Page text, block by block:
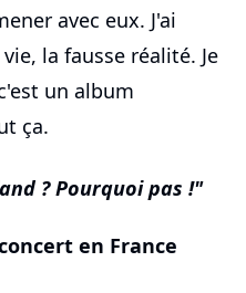
avec eux. J'ai
la fausse réalité. Je
un album
ça.
? Pourquoi pas !
en France